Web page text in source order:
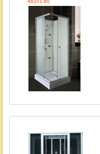
48351.60